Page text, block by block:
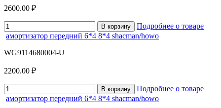
2600.00 ₽
В корзину
Подробнее о товаре
амортизатор передний 6*4 8*4 shacman/howo
WG9114680004-U
2200.00 ₽
В корзину
Подробнее о товаре
амортизатор передний 6*4 8*4 shacman/howo